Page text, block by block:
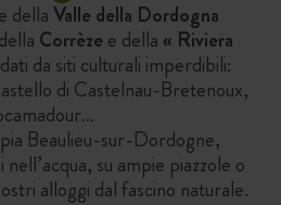
dellaValle della Dordogna
Corrèze e della « Riviera
da siti culturali imperdibili:
di Castelnau-Bretenoux,
Beaulieu-sur-Dordogne,
su ampie piazzole o
alloggi dal fascino naturale.